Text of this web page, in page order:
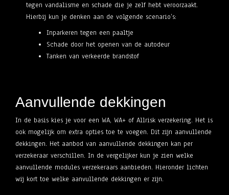
tegen vandalisme en schade die je zelf hebt veroorzaakt.
Hierbij kun je denken aan de volgende scenario’s:
Inparkeren tegen een paaltje
Schade door het openen van de autodeur
Tanken van verkeerde brandstof
Aanvullende dekkingen
In de basis kies je voor een WA, WA+ of Allrisk verzekering. Het is
ook mogelijk om extra opties toe te voegen. Dit zijn aanvullende
dekkingen. Het aanbod van aanvullende dekkingen kan per
verzekeraar verschillen. In de vergelijker kun je zien welke
aanvullende modules verzekeraars aanbieden. Hieronder lichten
wij kort toe welke aanvullende dekkingen er zijn.